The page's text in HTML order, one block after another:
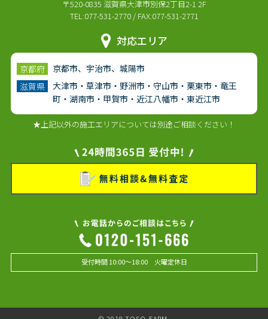
〒520-0835 滋賀県大津市別保2丁目2-1 2F
TEL:077-531-2770 / FAX:077-531-2771
対応エリア
京都府
京都市、宇治市、城陽市
滋賀県
大津市・草津市・野洲市・守山市・栗東市・竜王
町・湖南市・甲賀市・近江八幡市・東近江市
★上記以外の施工エリアについては別途ご相談ください！
受付時間 10:00～18:00 火曜定休日